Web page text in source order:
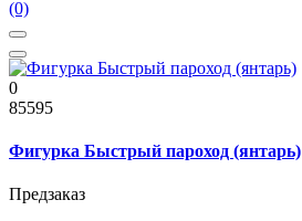
(0)
0
85595
Фигурка Быстрый пароход (янтарь)
Предзаказ